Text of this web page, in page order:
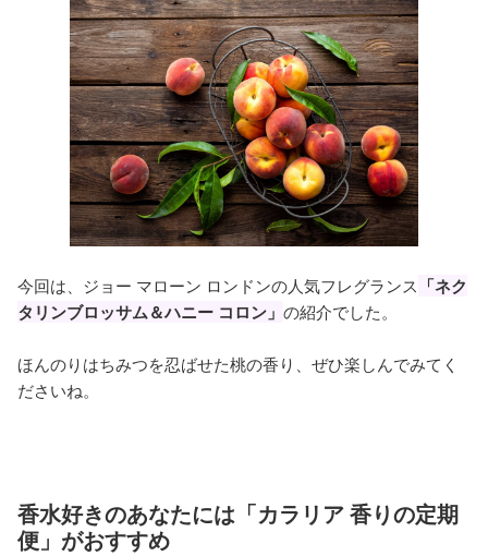
今回は、ジョー マローン ロンドンの人気フレグランス 「ネク
タリンブロッサム＆ハニー コロン」 の紹介でした。
ほんのりはちみつを忍ばせた桃の香り、ぜひ楽しんでみてく
ださいね。
香水好きのあなたには「カラリア 香りの定期
便」がおすすめ